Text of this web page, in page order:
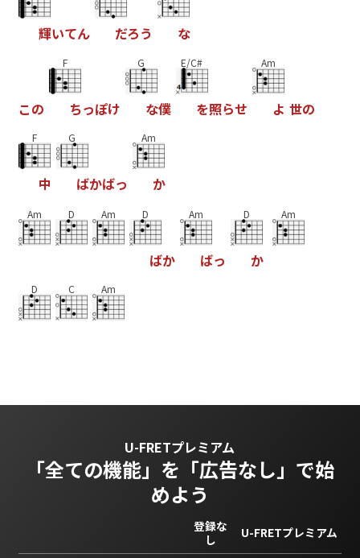
輝いてん だろう な
この
F
ちっぽけ
G
な僕
E/C#
を照らせ
Am
よ 世の
F
中
G
ばかばっ
Am
か
Am D Am D
ばか
Am
ばっ
D
か
Am
D C Am
U-FRETプレミアム
「全ての機能」を 「広告なし」で始
めよう
登録な
し
U-FRETプレミアム